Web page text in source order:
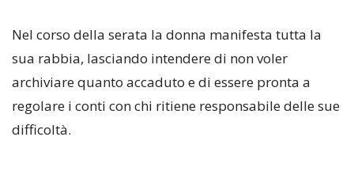
Nel corso della serata la donna manifesta tutta la
sua rabbia, lasciando intendere di non voler
archiviare quanto accaduto e di essere pronta a
regolare i conti con chi ritiene responsabile delle sue
difficoltà.